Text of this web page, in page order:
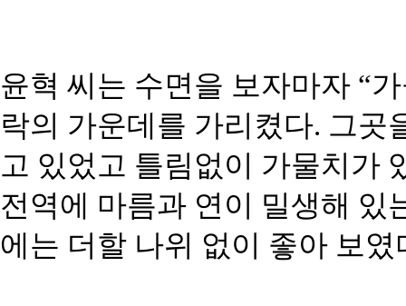
윤혁 씨는 수면을 보자마자 “
락의 가운데를 가리켰다. 그곳
고 있었고 틀림없이 가물치가
전역에 마름과 연이 밀생해 있
에는 더할 나위 없이 좋아 보